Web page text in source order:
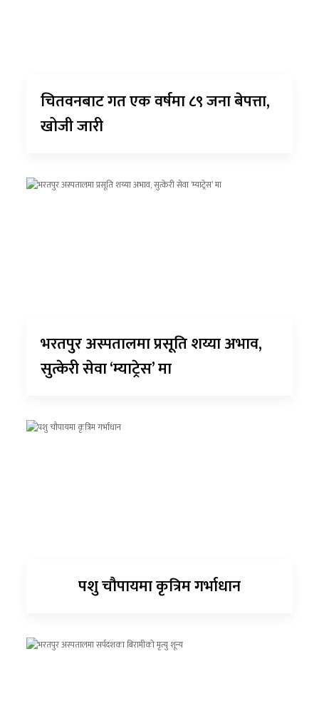
चितवनबाट गत एक वर्षमा ८९ जना बेपत्ता,
खोजी जारी
भरतपुर अस्पतालमा प्रसूति शय्या अभाव,
सुत्केरी सेवा ‘म्याट्रेस’ मा
पशु चौपायमा कृत्रिम गर्भाधान